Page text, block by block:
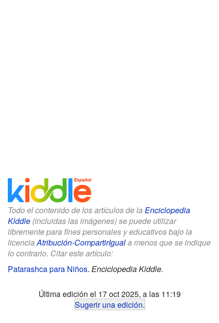
Todo el contenido de los artículos de la Enciclopedia
Kiddle (incluidas las imágenes) se puede utilizar
libremente para fines personales y educativos bajo la
licenciaAtribución-CompartirIguala menos que se indique
lo contrario. Citar este artículo:
Patarashca para Niños. Enciclopedia Kiddle.
Última edición el 17 oct 2025, a las 11:19
Sugerir una edición.